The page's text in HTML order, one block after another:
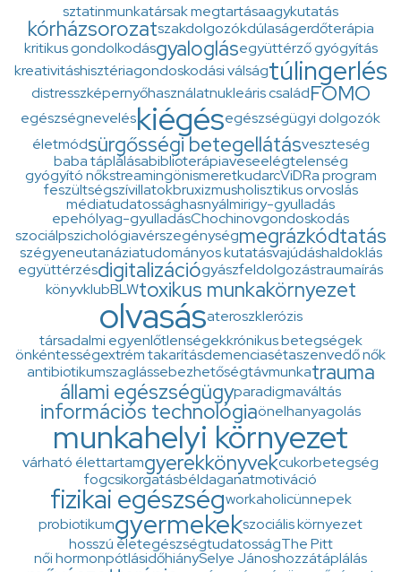
sztatinmunkatársak megtartásaagykutatás
kórházsorozatszakdolgozókdúlaságerdőterápia
kritikus gondolkodásgyaloglásegyüttérző gyógyítás
kreativitáshisztériagondoskodási válságtúlingerlés
distresszképernyőhasználatnukleáris családFOMO
egészségneveléskiégésegészségügyi dolgozók
életmódsürgősségi betegellátásveszteség
baba táplálásabiblioterápiaveseelégtelenség
gyógyító nőkstreamingönismeretkudarcViDRa program
feszültségszívillatokbruxizmusholisztikus orvoslás
médiatudatossághasnyálmirigy-gyulladás
epehólyag-gyulladásChochinovgondoskodás
szociálpszichológiavérszegénységmegrázkódtatás
szégyeneutanáziatudományos kutatásvajúdáshaldoklás
együttérzésdigitalizációgyászfeldolgozástraumaírás
könyvklubBLWtoxikus munkakörnyezet
olvasásateroszklerózis
társadalmi egyenlőtlenségekkrónikus betegségek
önkéntességextrém takarításdemenciasétaszenvedő nők
antibiotikumszaglássebezhetőségtávmunkatrauma
állami egészségügyparadigmaváltás
információs technológiaönelhanyagolás
munkahelyi környezet
várható élettartamgyerekkönyvekcukorbetegség
fogcsikorgatásbéldaganatmotiváció
fizikai egészségworkaholicünnepek
probiotikumgyermekekszociális környezet
hosszú életegészségtudatosságThe Pitt
női hormonpótlásidőhiánySelye Jánoshozzátáplálás